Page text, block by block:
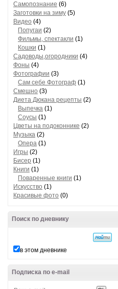
Самопознание (6)
Заготовки на зиму (5)
Видео (4)
Попугаи (2)
Фильмы, спектакли (1)
Кошки (1)
Садоводы,огородники (4)
Фоны (4)
Фотографии (3)
Сам себе Фотограф (1)
Смешно (3)
Диета Дюкана рецепты (2)
Выпечка (1)
Соусы (1)
Цветы на подоконнике (2)
Музыка (2)
Опера (1)
Игры (2)
Бисер (1)
Книги (1)
Поваренные книги (1)
Искусство (1)
Красивые фото (0)
Поиск по дневнику
в этом дневнике
Подписка по e-mail